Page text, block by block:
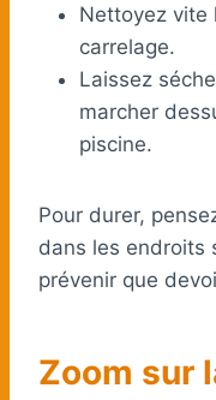
Nettoyez vite
carrelage.
Laissez
marcher
piscine.
Pour durer,
dans les endroits
prévenir que
Zoom sur